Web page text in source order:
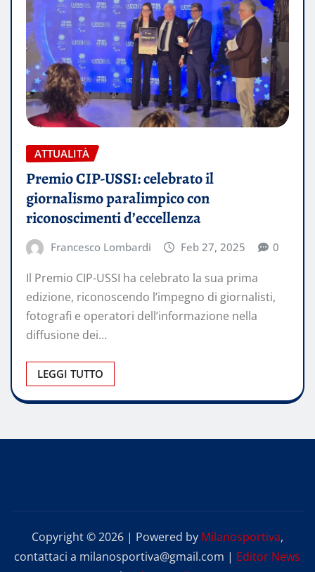
ATTUALITÀ
Premio CIP-USSI: celebrato il
giornalismo paralimpico con
riconoscimenti d’eccellenza
Francesco Lombardi Feb 27, 2025 0
Il Premio CIP-USSI ha celebrato la sua prima
edizione, riconoscendo l’impegno di giornalisti,
fotografi e operatori dell’informazione nella
diffusione dei…
LEGGI TUTTO
Copyright © 2026 | Powered by Milanosportiva,
contattaci a milanosportiva@gmail.com | Editor News